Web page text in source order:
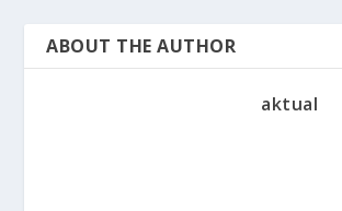
ABOUT THE AUTHOR
aktual